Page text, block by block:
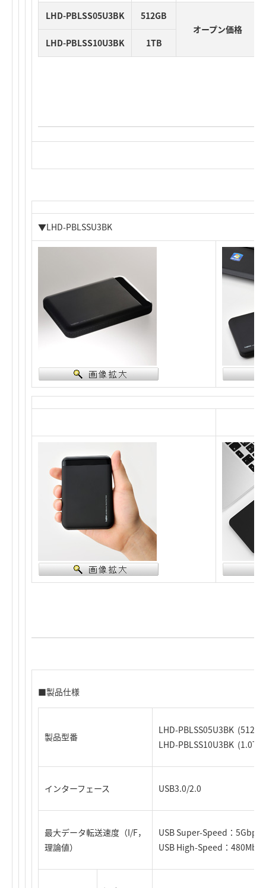
LHD-PBLSS05U3BK
512GB
オープン価格
LHD-PBLSS10U3BK
1TB
▼LHD-PBLSSU3BK
■製品仕様
製品型番
LHD-PBLSS05U3BK
LHD-PBLSS10U3BK
インターフェース USB3.0/2.0
最大データ転送速度（I/F，
理論値）
USB Super-Speed：5Gbps
USB High-Speed：480Mbps